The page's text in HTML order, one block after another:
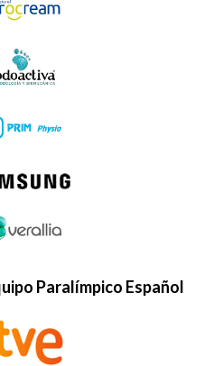
Paralímpico Español